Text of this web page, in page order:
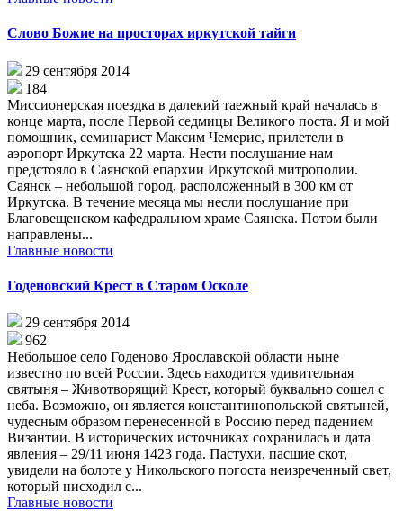
Слово Божие на просторах иркутской тайги
29 сентября 2014
184
Миссионерская поездка в далекий таежный край началась в
конце марта, после Первой седмицы Великого поста. Я и мой
помощник, семинарист Максим Чемерис, прилетели в
аэропорт Иркутска 22 марта. Нести послушание нам
предстояло в Саянской епархии Иркутской митрополии.
Саянск – небольшой город, расположенный в 300 км от
Иркутска. В течение месяца мы несли послушание при
Благовещенском кафедральном храме Саянска. Потом были
направлены...
Главные новости
Годеновский Крест в Старом Осколе
29 сентября 2014
962
Небольшое село Годеново Ярославской области ныне
известно по всей России. Здесь находится удивительная
святыня – Животворящий Крест, который буквально сошел с
неба. Возможно, он является константинопольской святыней,
чудесным образом перенесенной в Россию перед падением
Византии. В исторических источниках сохранилась и дата
явления – 29/11 июня 1423 года. Пастухи, пасшие скот,
увидели на болоте у Никольского погоста неизреченный свет,
который нисходил с...
Главные новости